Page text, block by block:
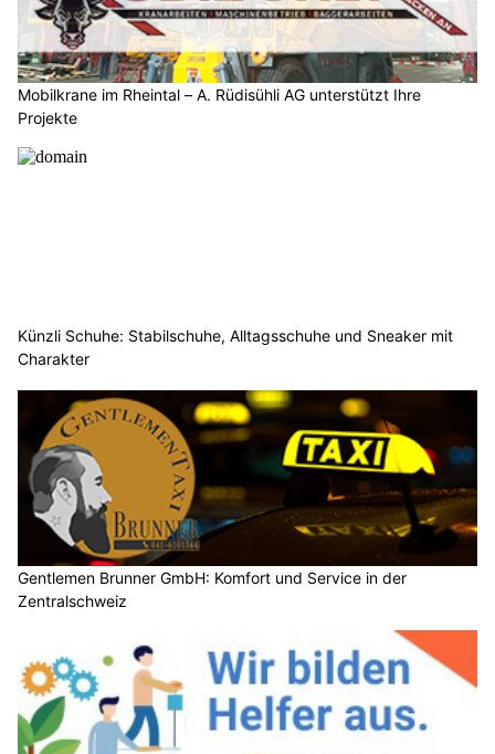
Mobilkrane im Rheintal – A. Rüdisühli AG unterstützt Ihre
Projekte
Künzli Schuhe: Stabilschuhe, Alltagsschuhe und Sneaker mit
Charakter
Gentlemen Brunner GmbH: Komfort und Service in der
Zentralschweiz